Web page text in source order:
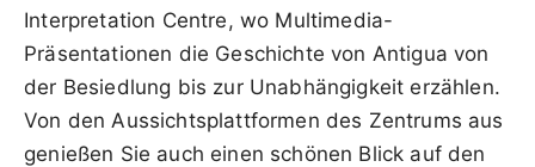
Interpretation Centre, wo Multimedia-
Präsentationen die Geschichte von Antigua von
der Besiedlung bis zur Unabhängigkeit erzählen.
Von den Aussichtsplattformen des Zentrums aus
genießen Sie auch einen schönen Blick auf den